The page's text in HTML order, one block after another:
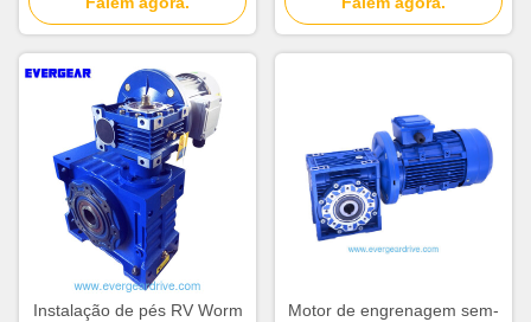
de potência de 0,06 ~ 22kw
Faixa de temperatura
operacional menos 20
Instalação de pés RV Worm
Motor de engrenagem sem-